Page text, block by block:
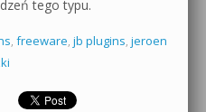
tego typu.
, freeware, jb plugins, jeroen